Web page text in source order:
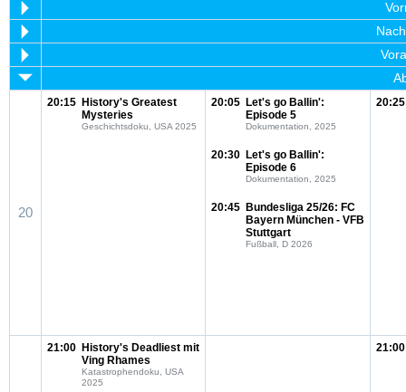
20
20:15 History's Greatest
Mysteries
Geschichtsdoku, USA 2025
20:05 Let's go Ballin':
Episode 5
Dokumentation, 2025
20:30 Let's go Ballin':
Episode 6
Dokumentation, 2025
20:45 Bundesliga 25/26: FC
Bayern München - VFB
Stuttgart
Fußball, D 2026
20:25
21:00 History's Deadliest mit
Ving Rhames
Katastrophendoku, USA
2025
21:00